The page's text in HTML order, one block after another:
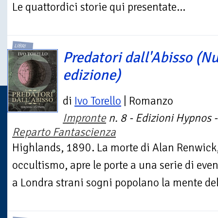
Le quattordici storie qui presentate...
LIBRI
Predatori dall'Abisso
edizione)
di Ivo Torello | Romanzo
Impronten. 8 - Edizioni Hypnos -
Reparto Fantascienza
Highlands, 1890. La morte di Alan
occultismo, apre le porte a una serie di
a Londra strani sogni popolano la mente